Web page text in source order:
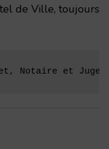
de Ville, toujours
Notaire et